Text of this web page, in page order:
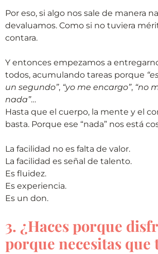
Por eso, si algo nos sale de manera
devaluamos. Como si no tuviera
contara.
Y entonces empezamos a
todos, acumulando tareas porque
un segundo”, “yo me encargo”, “no
nada”…
Hasta que el cuerpo, la mente y el
basta. Porque ese “nada” nos está
La facilidad no es falta de valor.
La facilidad es señal de talento.
Es fluidez.
Es experiencia.
Es un don.
3. ¿Haces porque
porque necesitas que